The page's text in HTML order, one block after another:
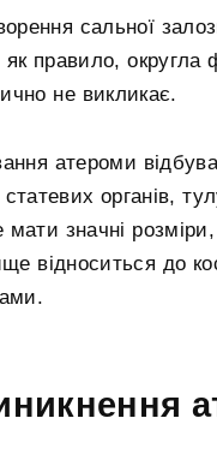
сальної
правило,
не викликає.
атероми
органів,
значні розміри,
відноситься до